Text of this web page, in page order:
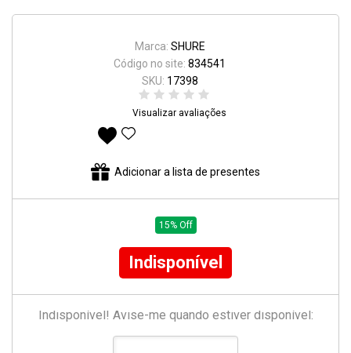
Marca: SHURE
Código no site: 834541
SKU: 17398
Visualizar avaliações
Adicionar a lista de presentes
15% Off
Indisponível
Indisponível! Avise-me quando estiver disponível: